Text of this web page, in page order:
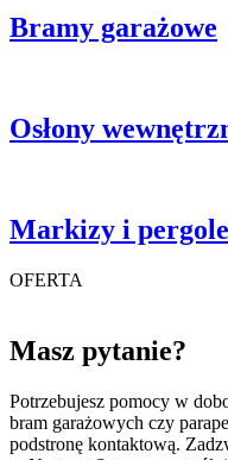
Bramy garażowe
Osłony
Markizy i pergole
OFERTA
Masz pytanie?
Potrzebujesz pomocy w
bram garażowych czy
podstronę kontaktową.